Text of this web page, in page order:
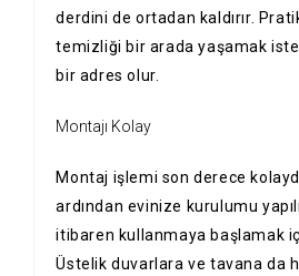
derdini de ortadan kaldırır.
temizliği bir arada yaşamak
bir adres olur.
Montajı Kolay
Montaj işlemi son derece
ardından evinize kurulumu
itibaren kullanmaya başlamak
Üstelik duvarlara ve tavana da